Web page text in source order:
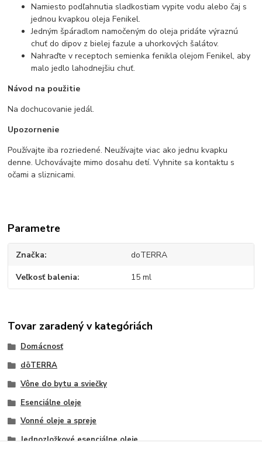
Namiesto podľahnutia sladkostiam vypite vodu alebo čaj s
jednou kvapkou oleja Fenikel.
Jedným špáradlom namočeným do oleja pridáte výraznú
chuť do dipov z bielej fazule a uhorkových šalátov.
Nahraďte v receptoch semienka fenikla olejom Fenikel, aby
malo jedlo lahodnejšiu chuť.
Návod na použitie
Na dochucovanie jedál.
Upozornenie
Používajte iba rozriedené. Neužívajte viac ako jednu kvapku
denne. Uchovávajte mimo dosahu detí. Vyhnite sa kontaktu s
očami a sliznicami.
Parametre
Značka doTERRA
Veľkosť balenia 15 ml
Tovar zaradený v kategóriách
Domácnosť
dōTERRA
Vône do bytu a sviečky
Esenciálne oleje
Vonné oleje a spreje
Jednozložkové esenciálne oleje